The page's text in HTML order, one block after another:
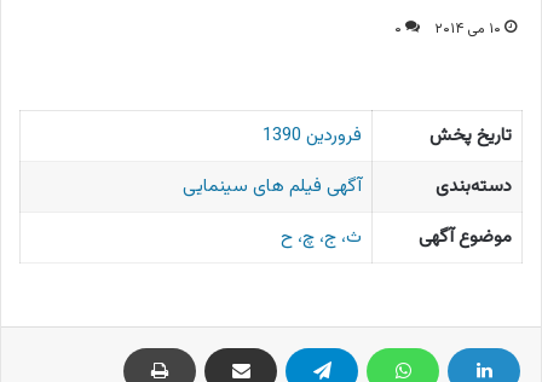
۱۰ می ۲۰۱۴ ۰
تاریخ پخش
فروردین 1390
دسته‌بندی
آگهی فیلم های سینمایی
موضوع آگهی
ث، ج، چ، ح